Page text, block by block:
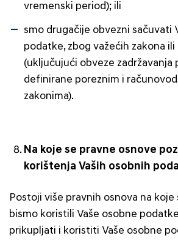
vremenski period); ili
smo drugačije obvezni sačuvati
podatke, zbog važećih zakona
(uključujući obveze zadržavanja
definirane poreznim i
zakonima).
Na koje se pravne osnove
korištenja Vaših osobnih
Postoji više pravnih osnova na koje
bismo koristili Vaše osobne
prikupljati i koristiti Vaše osobne